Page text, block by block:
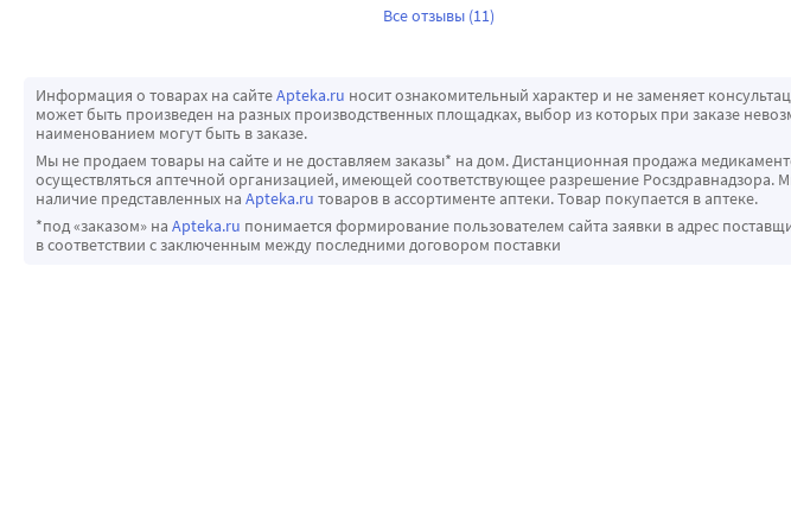
Все отзывы (11)
Информация о товарах на сайтеApteka.ru носит ознакомительный характер и не заменяет
может быть произведен на разных производственных площадках, выбор из которых при заказе
наименованием могут быть в заказе.
Мы не продаем товары на сайте и не доставляем заказы* на дом. Дистанционная продажа
осуществляться аптечной организацией, имеющей соответствующее разрешение Росздравнадзора.
наличие представленных на Apteka.ru товаров в ассортименте аптеки. Товар покупается в аптеке.
*под «заказом» на Apteka.ru понимается формирование пользователем сайта заявки в адрес
в соответствии с заключенным между последними договором поставки